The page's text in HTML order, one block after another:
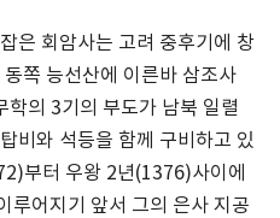
은 회암사는 고려 중후기에 창
쪽 능선산에 이른바 삼조사
학의 3기의 부도가 남북 일렬
비와 석등을 함께 구비하고 있
부터 우왕 2년(1376)사이에
루어지기 앞서 그의 은사 지공